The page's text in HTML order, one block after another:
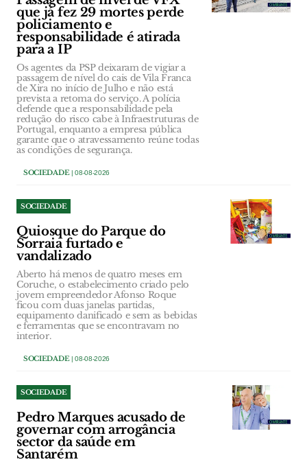
que já fez 29 mortes perde
policiamento e
responsabilidade é atirada
para a IP
Os agentes da PSP deixaram de vigiar a
passagem de nível do cais de Vila Franca
de Xira no início de Julho e não está
prevista a retoma do serviço. A polícia
defende que a responsabilidade pela
redução do risco cabe à Infraestruturas de
Portugal, enquanto a empresa pública
garante que o atravessamento reúne todas
as condições de segurança.
SOCIEDADE| 08-08-2026
SOCIEDADE
Quiosque do Parque do
Sorraia furtado e
vandalizado
Aberto há menos de quatro meses em
Coruche, o estabelecimento criado pelo
jovem empreendedor Afonso Roque
ficou com duas janelas partidas,
equipamento danificado e sem as bebidas
e ferramentas que se encontravam no
interior.
SOCIEDADE| 08-08-2026
SOCIEDADE
Pedro Marques acusado de
governar com arrogância
sector da saúde em
Santarém